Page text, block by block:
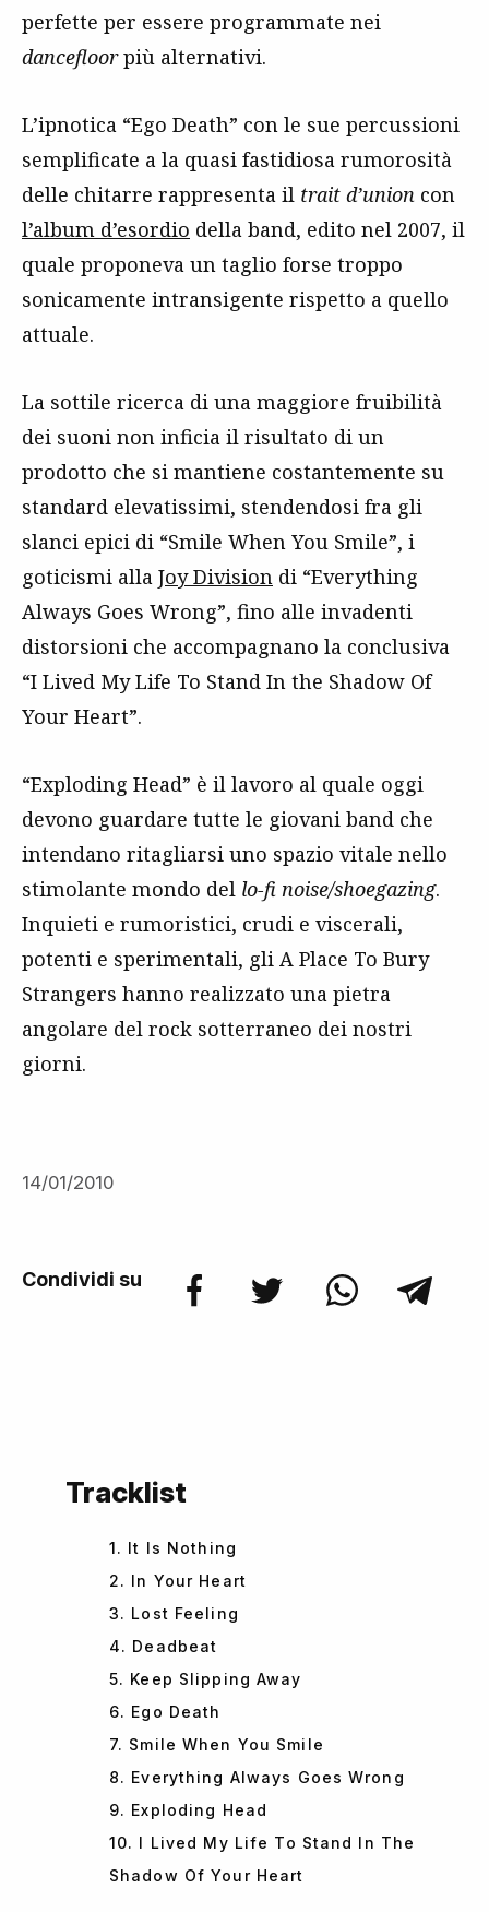
perfette per essere programmate nei
dancefloorpiù alternativi.
L’ipnotica “Ego Death” con le sue percussioni
semplificate a la quasi fastidiosa rumorosità
delle chitarre rappresenta il trait d’union con
l’album d’esordio della band, edito nel 2007, il
quale proponeva un taglio forse troppo
sonicamente intransigente rispetto a quello
attuale.
La sottile ricerca di una maggiore fruibilità
dei suoni non inficia il risultato di un
prodotto che si mantiene costantemente su
standard elevatissimi, stendendosi fra gli
slanci epici di “Smile When You Smile”, i
goticismi alla Joy Division di “Everything
Always Goes Wrong”, fino alle invadenti
distorsioni che accompagnano la conclusiva
“I Lived My Life To Stand In the Shadow Of
Your Heart”.
“Exploding Head” è il lavoro al quale oggi
devono guardare tutte le giovani band che
intendano ritagliarsi uno spazio vitale nello
stimolante mondo del lo-fi noise/shoegazing.
Inquieti e rumoristici, crudi e viscerali,
potenti e sperimentali, gli A Place To Bury
Strangers hanno realizzato una pietra
angolare del rock sotterraneo dei nostri
giorni.
14/01/2010
Condividi su
Tracklist
1. It Is Nothing
2. In Your Heart
3. Lost Feeling
4. Deadbeat
5. Keep Slipping Away
6. Ego Death
7. Smile When You Smile
8. Everything Always Goes Wrong
9. Exploding Head
10. I Lived My Life To Stand In The
Shadow Of Your Heart